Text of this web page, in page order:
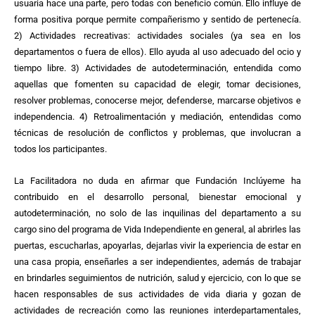
usuaria hace una parte, pero todas con beneficio común. Ello influye de
forma positiva porque permite compañerismo y sentido de pertenecía.
2) Actividades recreativas: actividades sociales (ya sea en los
departamentos o fuera de ellos). Ello ayuda al uso adecuado del ocio y
tiempo libre. 3) Actividades de autodeterminación, entendida como
aquellas que fomenten su capacidad de elegir, tomar decisiones,
resolver problemas, conocerse mejor, defenderse, marcarse objetivos e
independencia. 4) Retroalimentación y mediación, entendidas como
técnicas de resolución de conflictos y problemas, que involucran a
todos los participantes.
La Facilitadora no duda en afirmar que Fundación Inclúyeme ha
contribuido en el desarrollo personal, bienestar emocional y
autodeterminación, no solo de las inquilinas del departamento a su
cargo sino del programa de Vida Independiente en general, al abrirles las
puertas, escucharlas, apoyarlas, dejarlas vivir la experiencia de estar en
una casa propia, enseñarles a ser independientes, además de trabajar
en brindarles seguimientos de nutrición, salud y ejercicio, con lo que se
hacen responsables de sus actividades de vida diaria y gozan de
actividades de recreación como las reuniones interdepartamentales,